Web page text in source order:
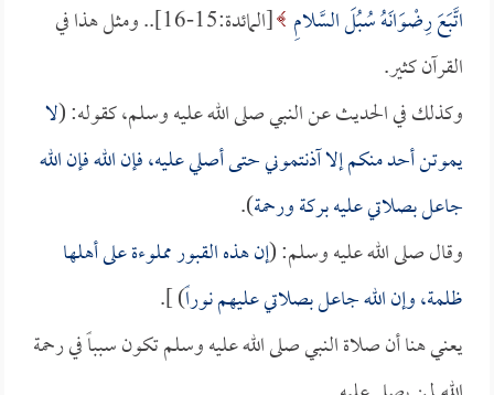
اتَّبَعَ رِضْوَانَهُ سُبُلَ السَّلامِ
[المائدة:15-16].. ومثل هذا في
القرآن كثير.
وكذلك في الحديث عن النبي صلى الله عليه وسلم، كقوله: (لا
يموتن أحد منكم إلا آذنتموني حتى أصلي عليه، فإن الله فإن الله
جاعل بصلاتي عليه بركة ورحمة).
وقال صلى الله عليه وسلم: (إن هذه القبور مملوءة على أهلها
ظلمة، وإن الله جاعل بصلاتي عليهم نوراً) ].
يعني هنا أن صلاة النبي صلى الله عليه وسلم تكون سبباً في رحمة